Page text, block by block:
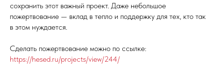
сохранить этот важный проект. Даже небольшое
пожертвование — вклад в тепло и поддержку для тех, кто так
в этом нуждается.
Сделать пожертвование можно по ссылке:
https://hesed.ru/projects/view/244/